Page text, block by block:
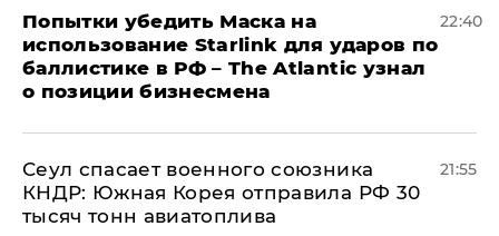
Попытки убедить Маска на
использование Starlink для ударов по
баллистике в РФ – The Atlantic узнал
о позиции бизнесмена
22:40
​Сеул спасает военного союзника
КНДР: Южная Корея отправила РФ 30
тысяч тонн авиатоплива
21:55